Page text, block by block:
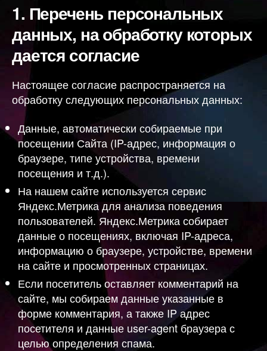
1. Перечень персональных
данных, на обработку которых
дается согласие
Настоящее согласие распространяется на
обработку следующих персональных данных:
Данные, автоматически собираемые при
посещении Сайта (IP-адрес, информация о
браузере, типе устройства, времени
посещения и т.д.).
На нашем сайте используется сервис
Яндекс.Метрика для анализа поведения
пользователей. Яндекс.Метрика собирает
данные о посещениях, включая IP-адреса,
информацию о браузере, устройстве, времени
на сайте и просмотренных страницах.
Если посетитель оставляет комментарий на
сайте, мы собираем данные указанные в
форме комментария, а также IP адрес
посетителя и данные user-agent браузера с
целью определения спама.